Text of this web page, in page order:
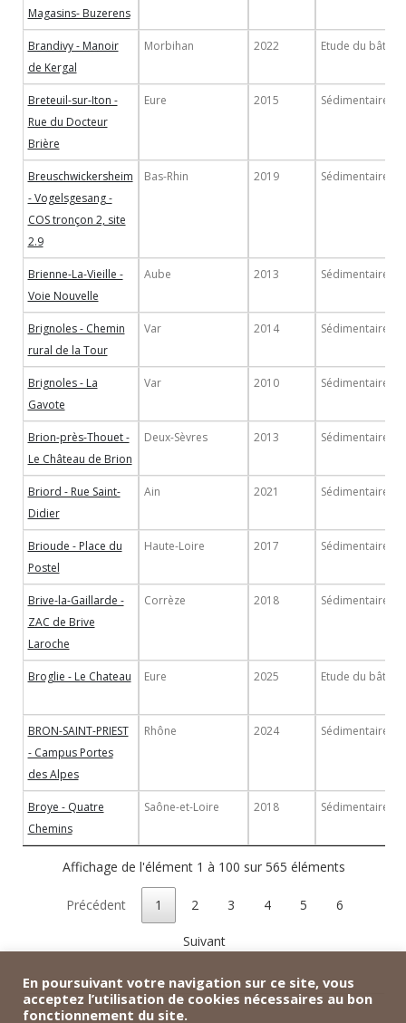
Magasins- Buzerens
Brandivy - Manoir
de Kergal
Morbihan 2022 Etude du bâti
Breteuil-sur-Iton -
Rue du Docteur
Brière
Eure 2015 Sédimentaire
Breuschwickersheim
- Vogelsgesang -
COS tronçon 2, site
2.9
Bas-Rhin 2019 Sédimentaire
Brienne-La-Vieille -
Voie Nouvelle
Aube 2013 Sédimentaire
Brignoles - Chemin
rural de la Tour
Var 2014 Sédimentaire
Brignoles - La
Gavote
Var 2010 Sédimentaire
Brion-près-Thouet -
Le Château de Brion
Deux-Sèvres 2013 Sédimentaire
Briord - Rue Saint-
Didier
Ain 2021 Sédimentaire
Brioude - Place du
Postel
Haute-Loire 2017 Sédimentaire
Brive-la-Gaillarde -
ZAC de Brive
Laroche
Corrèze 2018 Sédimentaire
Broglie - Le Chateau Eure 2025 Etude du bâti
BRON-SAINT-PRIEST
- Campus Portes
des Alpes
Rhône 2024 Sédimentaire
Broye - Quatre
Chemins
Saône-et-Loire 2018 Sédimentaire
Affichage de l'élément 1 à 100 sur 565 éléments
Précédent 1 2 3 4 5 6
Suivant
En poursuivant votre navigation sur ce site, vous
acceptez l’utilisation de cookies nécessaires au bon
fonctionnement du site.